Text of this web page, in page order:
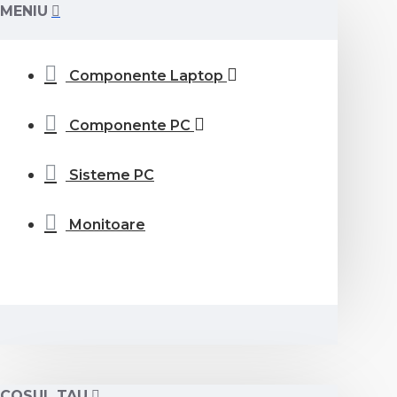
MENIU
Componente Laptop
Componente PC
Sisteme PC
Monitoare